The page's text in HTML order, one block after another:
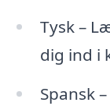
Tysk –
dig ind i
Spansk